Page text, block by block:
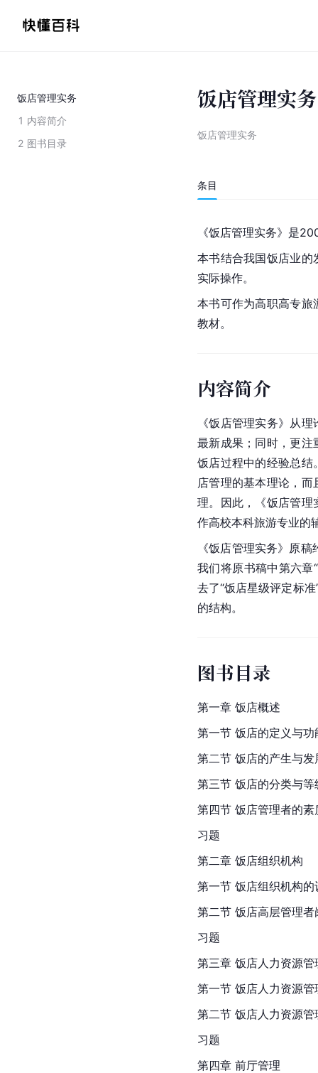
饭店管理实务
1 内容简介
2 图书目录
饭店管理实务
饭店管理实务
条目
《饭店管理实务》是
本书结合我国饭店业的
实际操作。
本书可作为高职高专旅
教材。
内容简介
《饭店管理实务》从
最新成果；同时，更注
饭店过程中的经验总结
店管理的基本理论，
理。因此，《饭店管理
作高校本科旅游专业的
《饭店管理实务》原
我们将原书稿中第六章
去了“饭店星级评定标
的结构。
图书目录
第一章 饭店概述
第一节 饭店的定义与功
第二节 饭店的产生与发
第三节 饭店的分类与等
第四节 饭店管理者的素
习题
第二章 饭店组织机构
第一节 饭店组织机构的
第二节 饭店高层管理者
习题
第三章 饭店人力资源管
第一节 饭店人力资源管
第二节 饭店人力资源
习题
第四章 前厅管理